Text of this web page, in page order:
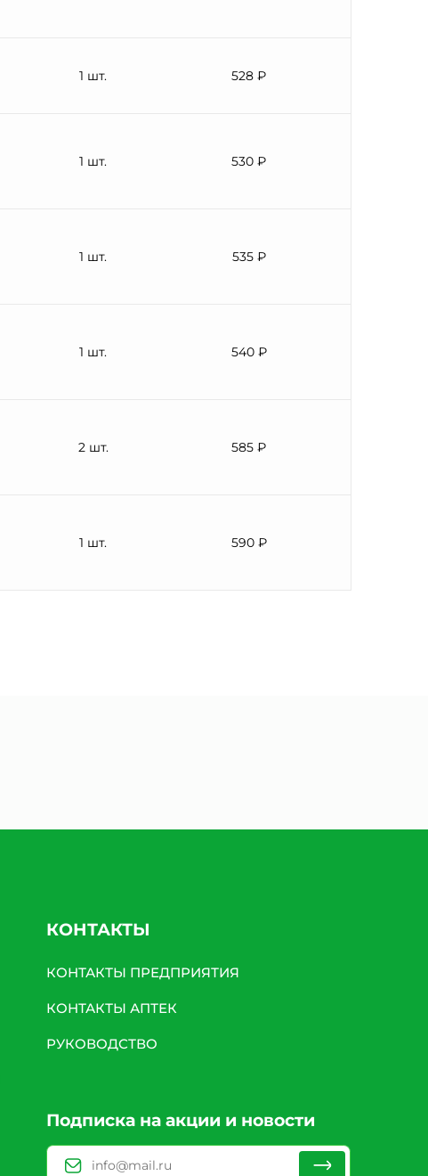
1 шт. 528 ₽
1 шт. 530 ₽
1 шт. 535 ₽
1 шт. 540 ₽
2 шт. 585 ₽
1 шт. 590 ₽
КОНТАКТЫ
КОНТАКТЫ ПРЕДПРИЯТИЯ
КОНТАКТЫ АПТЕК
РУКОВОДСТВО
Подписка на акции и новости